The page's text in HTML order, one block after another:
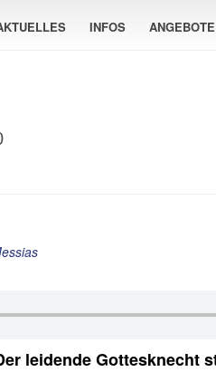
INFOS ANGEBOTE
leidende Gottesknecht